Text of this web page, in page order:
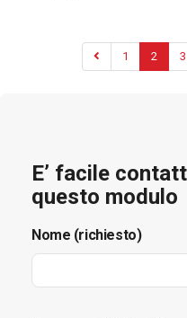
1 2 3
E’ facile
questo modulo
Nome (richiesto)